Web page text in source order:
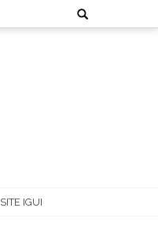
Search
for:
SITE IGUI